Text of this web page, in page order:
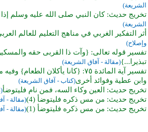
الشريعة)
تخريج حديث: كان النبي صلى الله عليه وسلم
الشريعة)
أثر التفكير الغربي في مناهج التعليم للعالم
وإصلاح)
تفسير قوله تعالى: {وآت ذا القربى حقه
تبذيرا...}(مقالة - آفاق الشريعة)
تفسير آية المائدة ٧٥: {كانا يأكلان
وابن عطية وفوائد أخرى(كتاب - آفاق الشريعة)
تخريج حديث: العين وكاء السه، فمن نام فليتوضأ
تخريج حديث: من مس ذكره فليتوضأ (4) (مقالة -
تخريج حديث: من مس ذكره فليتوضأ (1) (مقالة -